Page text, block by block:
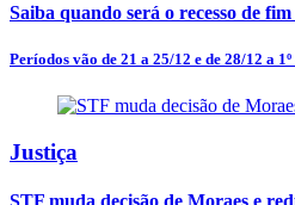
Saiba quando será o recesso de
Períodos vão de 21 a 25/12 e de 28/12 a
Justiça